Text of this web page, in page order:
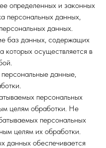
определенных и законных
персональных данных,
данных.
баз данных, содержащих
которых осуществляется в
данные,
персональных
целям обработки. Не
персональных
целям их обработки.
данных обеспечивается